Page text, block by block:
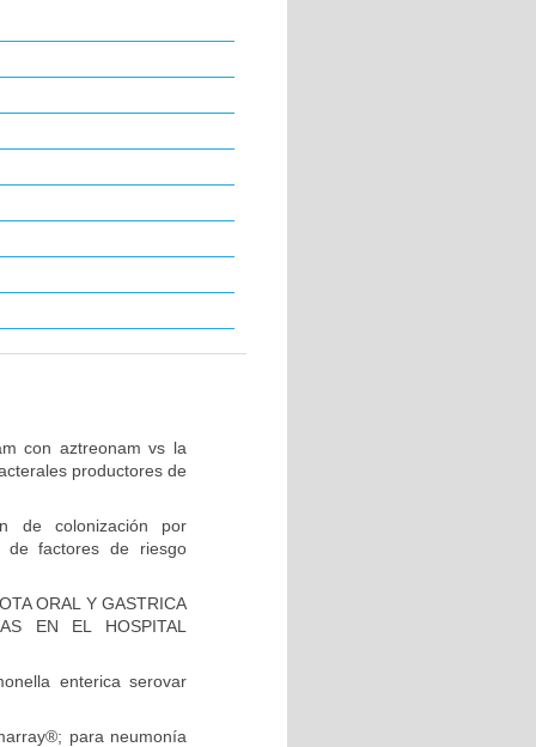
con aztreonam vs la
productores de
de colonización por
de factores de riesgo
ORAL Y GASTRICA
EN EL HOSPITAL
enterica serovar
para neumonía